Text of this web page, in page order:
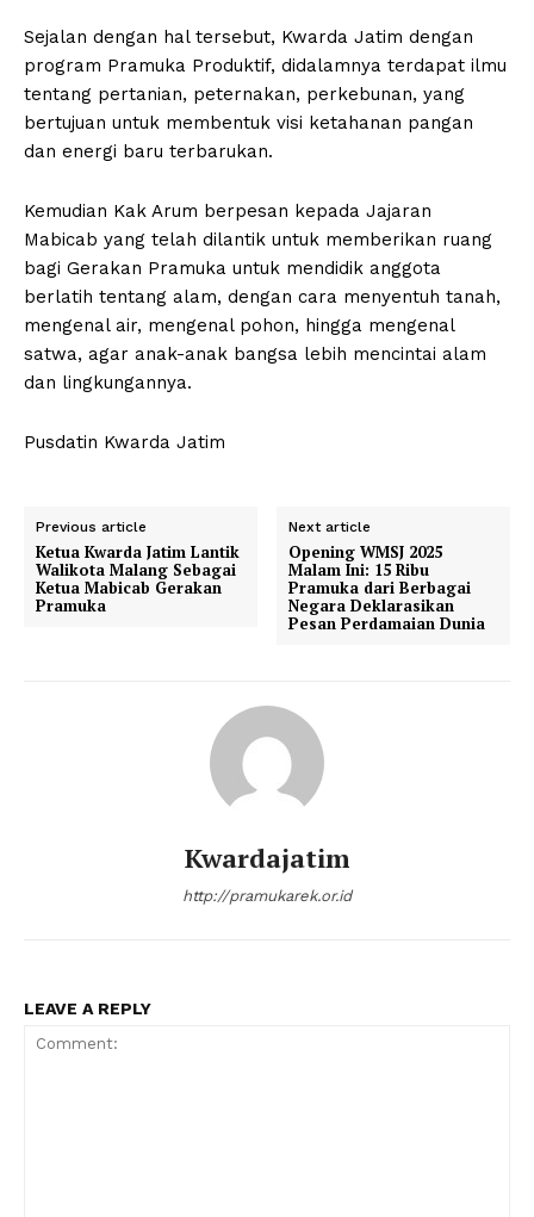
Sejalan dengan hal tersebut, Kwarda Jatim dengan
program Pramuka Produktif, didalamnya terdapat ilmu
tentang pertanian, peternakan, perkebunan, yang
bertujuan untuk membentuk visi ketahanan pangan
dan energi baru terbarukan.
Kemudian Kak Arum berpesan kepada Jajaran
Mabicab yang telah dilantik untuk memberikan ruang
bagi Gerakan Pramuka untuk mendidik anggota
berlatih tentang alam, dengan cara menyentuh tanah,
mengenal air, mengenal pohon, hingga mengenal
satwa, agar anak-anak bangsa lebih mencintai alam
dan lingkungannya.
Pusdatin Kwarda Jatim
Previous article
Ketua Kwarda Jatim Lantik
Walikota Malang Sebagai
Ketua Mabicab Gerakan
Pramuka
Next article
Opening WMSJ 2025
Malam Ini: 15 Ribu
Pramuka dari Berbagai
Negara Deklarasikan
Pesan Perdamaian Dunia
Kwardajatim
http://pramukarek.or.id
LEAVE A REPLY